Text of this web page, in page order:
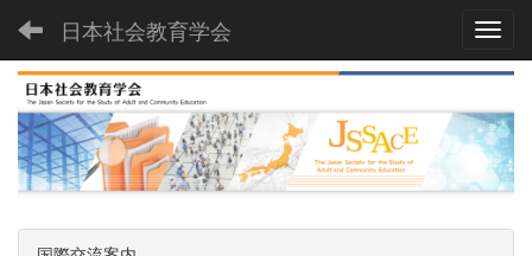
日本社会教育学会